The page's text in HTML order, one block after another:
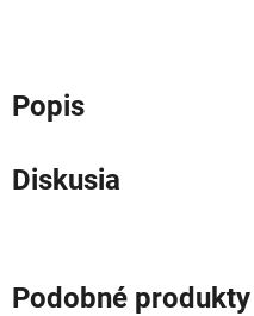
Popis
Diskusia
Podobné produkty